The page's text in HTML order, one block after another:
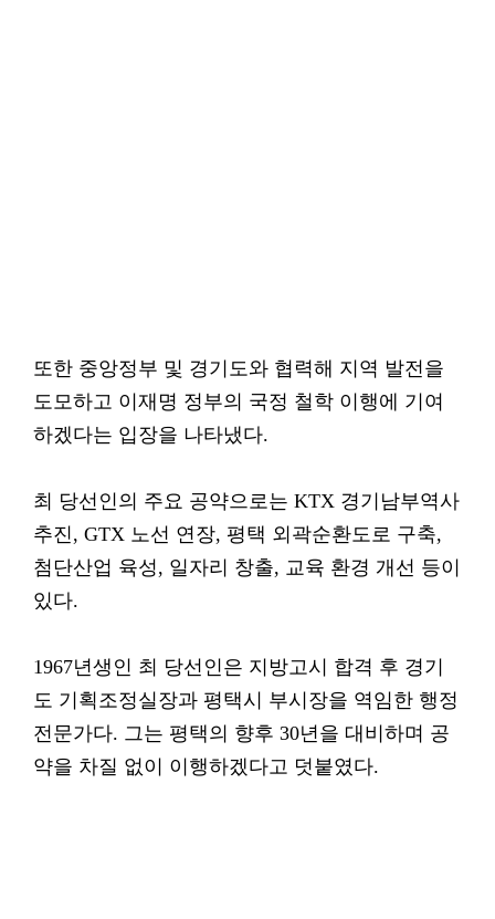
또한 중앙정부 및 경기도와 협력해 지역 발전을
도모하고 이재명 정부의 국정 철학 이행에 기여
하겠다는 입장을 나타냈다.
최 당선인의 주요 공약으로는 KTX 경기남부역사
추진, GTX 노선 연장, 평택 외곽순환도로 구축,
첨단산업 육성, 일자리 창출, 교육 환경 개선 등이
있다.
1967년생인 최 당선인은 지방고시 합격 후 경기
도 기획조정실장과 평택시 부시장을 역임한 행정
전문가다. 그는 평택의 향후 30년을 대비하며 공
약을 차질 없이 이행하겠다고 덧붙였다.